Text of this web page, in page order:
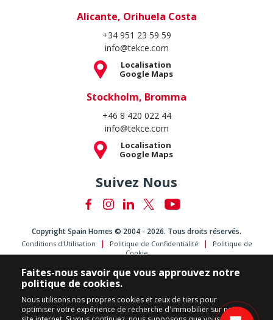
Alicante, Orihuela Costa
+34 951 23 59 59
info@tekce.com
Localisation
Google Maps
Stockholm, Bromma
+46 8 420 022 44
info@tekce.com
Localisation
Google Maps
Suivez Nous
Copyright Spain Homes © 2004 - 2026. Tous droits réservés.
Conditions d'Utilisation Politique de Confidentialité
Politique de
Cookie
Faites-nous savoir que vous approuvez notre
politique de cookies.
Nous utilisons nos propres cookies et ceux de tiers pour
optimiser votre expérience de recherche d'immobilier sur notre